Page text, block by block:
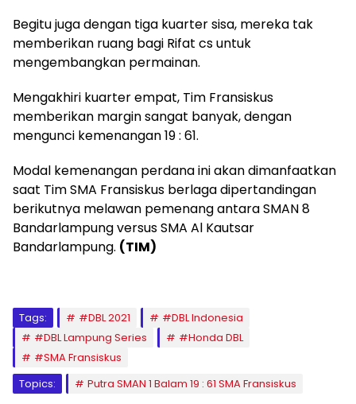
Begitu juga dengan tiga kuarter sisa, mereka tak
memberikan ruang bagi Rifat cs untuk
mengembangkan permainan.
Mengakhiri kuarter empat, Tim Fransiskus
memberikan margin sangat banyak, dengan
mengunci kemenangan 19 : 61.
Modal kemenangan perdana ini akan dimanfaatkan
saat Tim SMA Fransiskus berlaga dipertandingan
berikutnya melawan pemenang antara SMAN 8
Bandarlampung versus SMA Al Kautsar
Bandarlampung. (TIM)
Tags: #DBL 2021
#DBL Indonesia
#DBL Lampung Series
#Honda DBL
#SMA Fransiskus
Topics:
Putra SMAN 1 Balam 19 : 61 SMA Fransiskus